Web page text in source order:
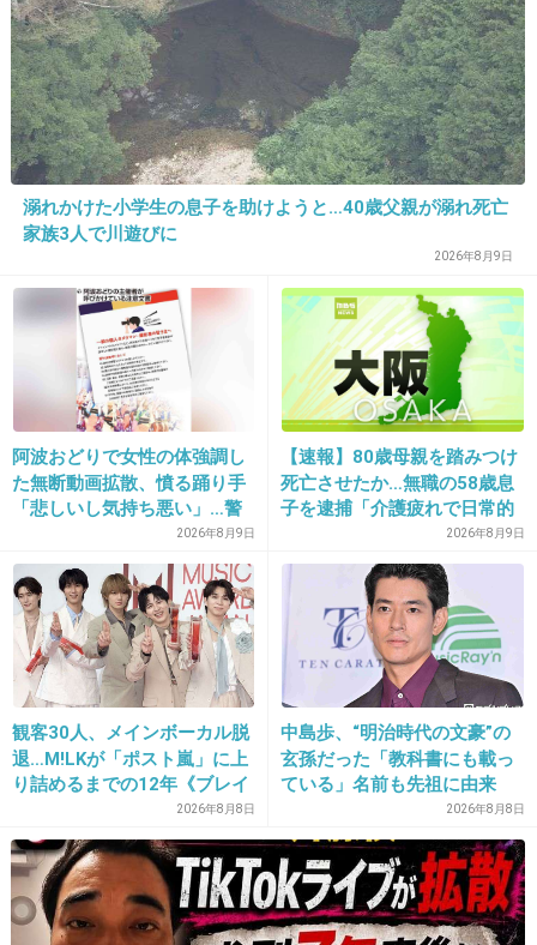
21. 匿名2026/07/07(火) 22:23:26
>>3
慣れてなかっただけかもしれないのにねー
トピ立てるほど？ちょっと怖いわ
2026/07/07(火) 22:23:26
情報を一気に詰め込むと
伝わらないこともあるよね
+76 -0
2026/07/07(火) 22:23:36
>>3
思ったw
相手の速度に合わせられない自分が無能なの
に、店員さんを馬鹿扱いするような態度だし嫌
われてそw
+235 -14
溺れかけた小学生の息子を助けようと…40歳父親が溺れ死亡
家族3人で川遊びに
2026年8月9日
阿波おどりで女性の体強調し
た無断動画拡散、憤る踊り手
「悲しいし気持ち悪い」…警
2026年8月9日
【速報】80歳母親を踏みつけ
死亡させたか…無職の58歳息
子を逮捕「介護疲れで日常的
に暴行」肋骨８本折れ体には
多数の痕 大阪・岬町
2026年8月9日
観客30人、メインボーカル脱
退…M!LKが「ポスト嵐」に上
り詰めるまでの12年《ブレイ
2026年8月8日
中島歩、“明治時代の文豪”の
玄孫だった「教科書にも載っ
ている」名前も先祖に由来
2026年8月8日